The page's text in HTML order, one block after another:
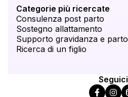
Categorie più ricercate
Consulenza post parto
Sostegno allattamento
Supporto gravidanza e parto
Ricerca di un figlio
Seguici